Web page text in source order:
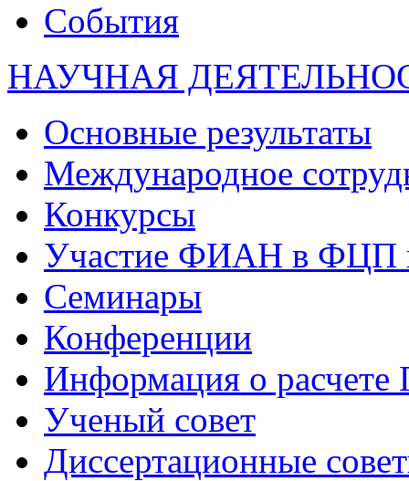
События
НАУЧНАЯ
Основные результаты
Международное
Конкурсы
Участие ФИАН в ФЦП
Семинары
Конференции
Информация о
Ученый совет
Диссертационные